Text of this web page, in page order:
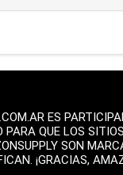
ES
PARA QUE LOS
SON
¡GRACIAS,